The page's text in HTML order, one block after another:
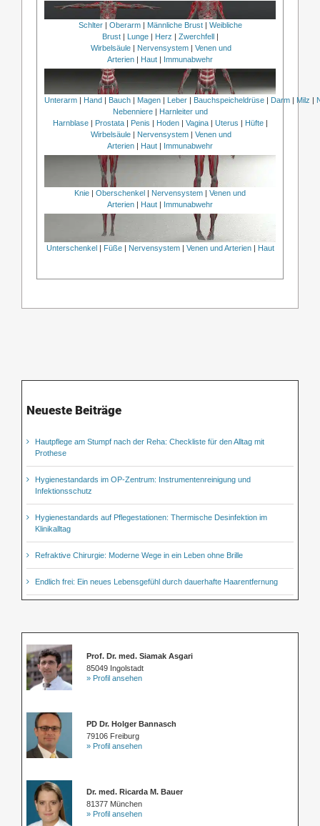
Schlter| Oberarm| Männliche Brust| Weibliche
Brust| Lunge| Herz | Zwerchfell|
Wirbelsäule | Nervensystem | Venen und
Arterien | Haut | Immunabwehr
Unterarm | Hand | Bauch | Magen | Leber | Bauchspeicheldrüse | Darm | Milz |
Nebenniere| Harnleiter und
Harnblase| Prostata| Penis | Hoden| Vagina| Uterus | Hüfte|
Wirbelsäule | Nervensystem | Venen und
Arterien | Haut | Immunabwehr
Knie | Oberschenkel | Nervensystem | Venen und
Arterien | Haut | Immunabwehr
Unterschenkel| Füße| Nervensystem| Venen und Arterien| Haut
Neueste Beiträge
Hautpflege am Stumpf nach der Reha: Checkliste für den Alltag mit
Prothese
Hygienestandards im OP-Zentrum: Instrumentenreinigung und
Infektionsschutz
Hygienestandards auf Pflegestationen: Thermische Desinfektion im
Klinikalltag
Refraktive Chirurgie: Moderne Wege in ein Leben ohne Brille
Endlich frei: Ein neues Lebensgefühl durch dauerhafte Haarentfernung
Prof. Dr. med. Siamak Asgari
85049 Ingolstadt
» Profil ansehen
PD Dr. Holger Bannasch
79106 Freiburg
» Profil ansehen
Dr. med. Ricarda M. Bauer
81377 München
» Profil ansehen